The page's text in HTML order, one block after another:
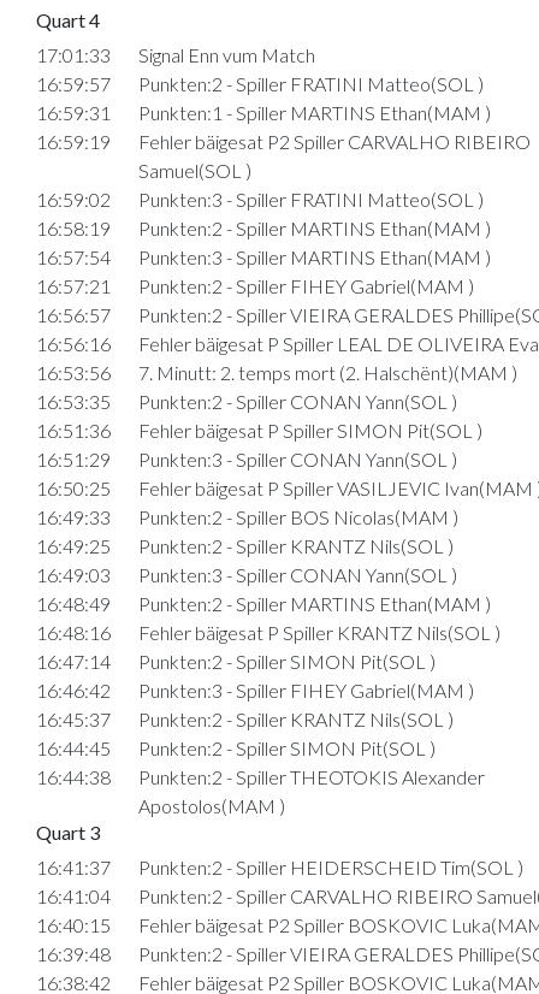
Quart 4
17:01:33
Signal Enn vum Match
16:59:57
Punkten:2 - Spiller FRATINI Matteo(SOL )
16:59:31
Punkten:1 - Spiller MARTINS Ethan(MAM )
16:59:19
Fehler bäigesat P2 Spiller CARVALHO RIBEIRO
Samuel(SOL )
16:59:02
Punkten:3 - Spiller FRATINI Matteo(SOL )
16:58:19
Punkten:2 - Spiller MARTINS Ethan(MAM )
16:57:54
Punkten:3 - Spiller MARTINS Ethan(MAM )
16:57:21
Punkten:2 - Spiller FIHEY Gabriel(MAM )
16:56:57
Punkten:2 - Spiller VIEIRA GERALDES
16:56:16
Fehler bäigesat P Spiller LEAL DE OLIVEIRA
16:53:56
7. Minutt: 2. temps mort (2. Halschënt)(MAM )
16:53:35
Punkten:2 - Spiller CONAN Yann(SOL )
16:51:36
Fehler bäigesat P Spiller SIMON Pit(SOL )
16:51:29
Punkten:3 - Spiller CONAN Yann(SOL )
16:50:25
Fehler bäigesat P Spiller VASILJEVIC Ivan(MAM
16:49:33
Punkten:2 - Spiller BOS Nicolas(MAM )
16:49:25
Punkten:2 - Spiller KRANTZ Nils(SOL )
16:49:03
Punkten:3 - Spiller CONAN Yann(SOL )
16:48:49
Punkten:2 - Spiller MARTINS Ethan(MAM )
16:48:16
Fehler bäigesat P Spiller KRANTZ Nils(SOL )
16:47:14
Punkten:2 - Spiller SIMON Pit(SOL )
16:46:42
Punkten:3 - Spiller FIHEY Gabriel(MAM )
16:45:37
Punkten:2 - Spiller KRANTZ Nils(SOL )
16:44:45
Punkten:2 - Spiller SIMON Pit(SOL )
16:44:38
Punkten:2 - Spiller THEOTOKIS Alexander
Apostolos(MAM )
Quart 3
16:41:37
Punkten:2 - Spiller HEIDERSCHEID Tim(SOL )
16:41:04
Punkten:2 - Spiller CARVALHO RIBEIRO
16:40:15
Fehler bäigesat P2 Spiller BOSKOVIC
16:39:48
Punkten:2 - Spiller VIEIRA GERALDES
16:38:42
Fehler bäigesat P2 Spiller BOSKOVIC